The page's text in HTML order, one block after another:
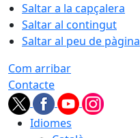
Saltar a la capçalera
Saltar al contingut
Saltar al peu de pàgina
Com arribar
Contacte
Idiomes